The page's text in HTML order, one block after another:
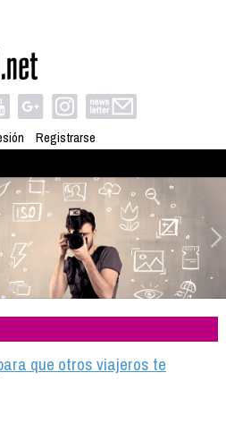
Registrarse
que otros viajeros te